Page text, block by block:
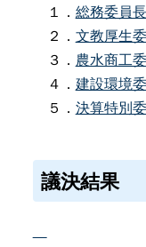
１． 総務委員
２． 文教厚生
３． 農水商工
４． 建設環境
５． 決算特別
議決結果